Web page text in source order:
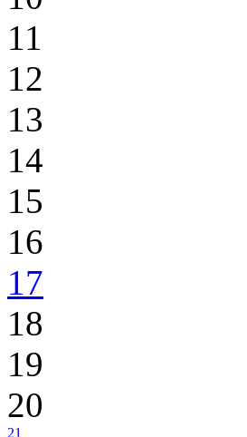
11
12
13
14
15
16
17
18
19
20
21